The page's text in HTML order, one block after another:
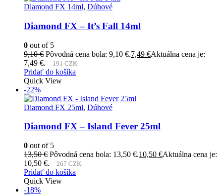
Diamond FX 14ml, Dúhové
Diamond FX – It’s Fall 14ml
0 out of 5
9,10€ Pôvodná cena bola: 9,10 €.7,49 €Aktuálna cena je:
7,49 €.
191 CZK
Pridať do košíka
Quick View
-22%
Diamond FX 25ml, Dúhové
Diamond FX – Island Fever 25ml
0 out of 5
13,50€ Pôvodná cena bola: 13,50 €.10,50 €Aktuálna cena je:
10,50 €.
267 CZK
Pridať do košíka
Quick View
-18%